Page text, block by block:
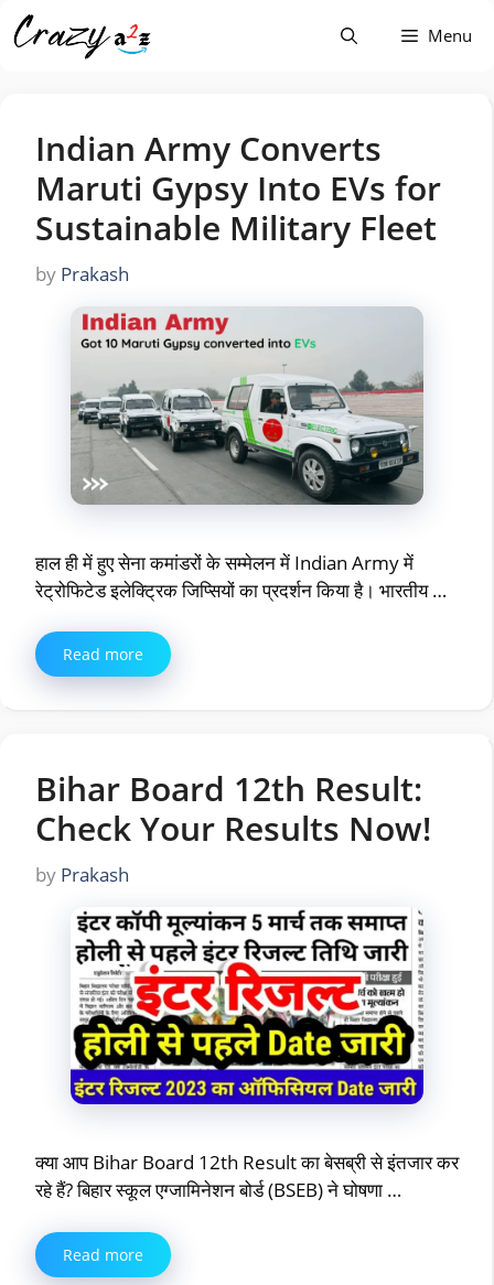
Skip
to
Menu
Indian Army Converts
Maruti Gypsy Into EVs for
Sustainable Military Fleet
by Prakash
हाल ही में हुए सेना कमांडरों के सम्मेलन में Indian Army में
रेट्रोफिटेड इलेक्ट्रिक जिप्सियों का प्रदर्शन किया है। भारतीय …
Read more
Bihar Board 12th Result:
Check Your Results Now!
by Prakash
क्या आप Bihar Board 12th Result का बेसब्री से इंतजार कर
रहे हैं? बिहार स्कूल एग्जामिनेशन बोर्ड (BSEB) ने घोषणा …
Read more